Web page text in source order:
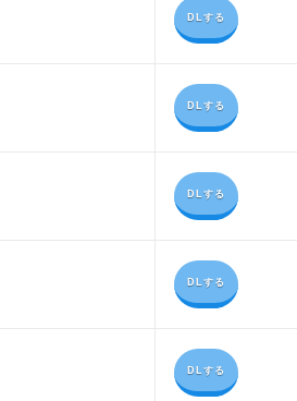
DLする
DLする
DLする
DLする
DLする